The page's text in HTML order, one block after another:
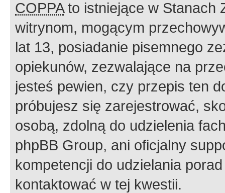
COPPAto istniejące w Stanach
witrynom, mogącym
lat 13, posiadanie pisemnego
opiekunów, zezwalające na
jesteś pewien, czy przepis ten
próbujesz się zarejestrować,
osobą, zdolną do udzielenia
phpBB Group, ani oficjalny
kompetencji do udzielania
kontaktować w tej kwestii.